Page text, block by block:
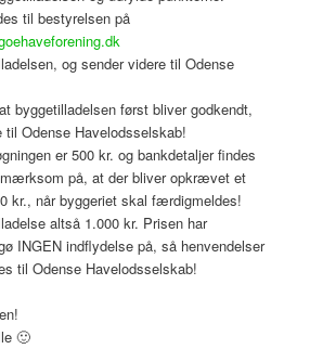
til bestyrelsen på
og sender videre til Odense
byggetilladelsen først bliver godkendt,
til Odense Havelodsselskab!
er 500 kr. og bankdetaljer findes
på, at der bliver opkrævet et
kr., når byggeriet skal færdigmeldes!
altså 1.000 kr. Prisen har
INGEN indflydelse på, så henvendelser
til Odense Havelodsselskab!
🙂